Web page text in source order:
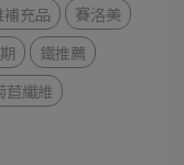
補充品
賽洛美
鐵推薦
苣纖維